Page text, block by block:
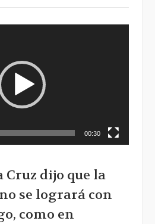
00:30
Cruz dijo que la
se logrará con
como en